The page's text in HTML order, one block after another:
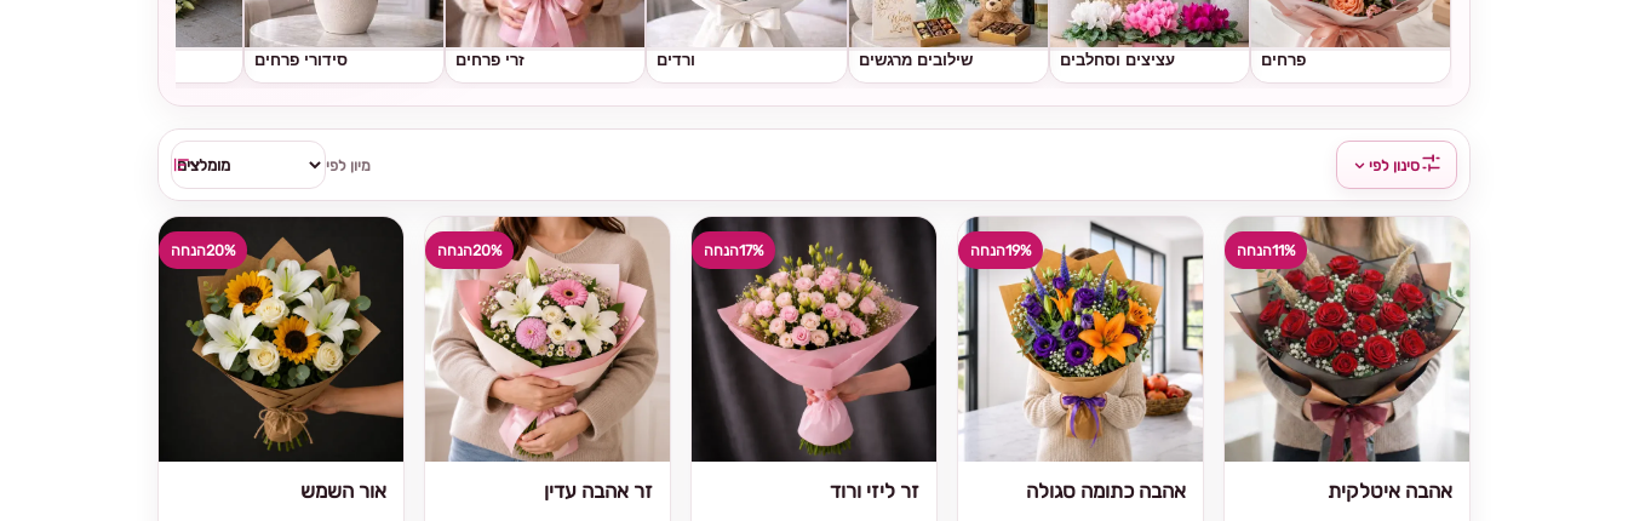
פרחים עציצים וסחלבים שילובים מרגשים ורדים זרי פרחים סידורי פרחים
מיון לפי סינון לפי
20%הנחה
אור השמש
20%הנחה
זר אהבה עדין
17%הנחה
זר ליזי ורוד
19%הנחה
אהבה כתומה סגולה
11%הנחה
אהבה איטלקית